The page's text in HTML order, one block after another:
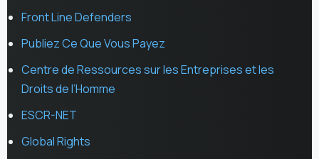
Front Line Defenders
Publiez Ce Que Vous Payez
Centre de Ressources sur les Entreprises et les
Droits de l’Homme
ESCR-NET
Global Rights